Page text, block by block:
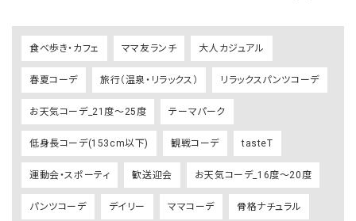
食べ歩き・カフェ ママ友ランチ 大人カジュアル
春夏コーデ 旅行（温泉・リラックス） リラックスパンツコーデ
お天気コーデ_21度～25度 テーマパーク
低身長コーデ(153cm以下) 観戦コーデ tasteT
運動会・スポーティ 歓送迎会 お天気コーデ_16度～20度
パンツコーデ デイリー ママコーデ 骨格ナチュラル